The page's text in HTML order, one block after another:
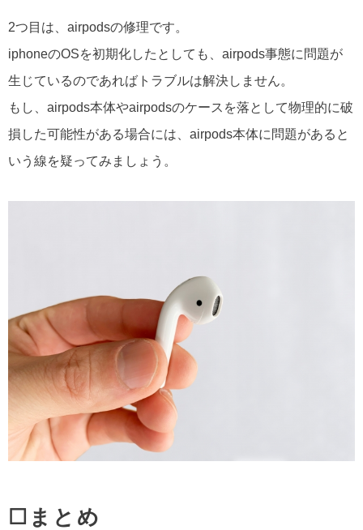
2つ目は、airpodsの修理です。
iphoneのOSを初期化したとしても、airpods事態に問題が
生じているのであればトラブルは解決しません。
もし、airpods本体やairpodsのケースを落として物理的に破
損した可能性がある場合には、airpods本体に問題があると
いう線を疑ってみましょう。
☐まとめ